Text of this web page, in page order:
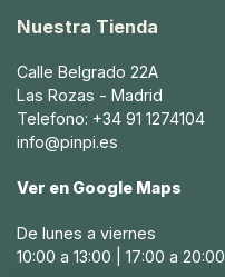
Nuestra Tienda
Calle Belgrado 22A
Las Rozas - Madrid
Telefono: +34 91 1274104
info@pinpi.es
Ver en Google Maps
De lunes a viernes
10:00 a 13:00 | 17:00 a 20:00